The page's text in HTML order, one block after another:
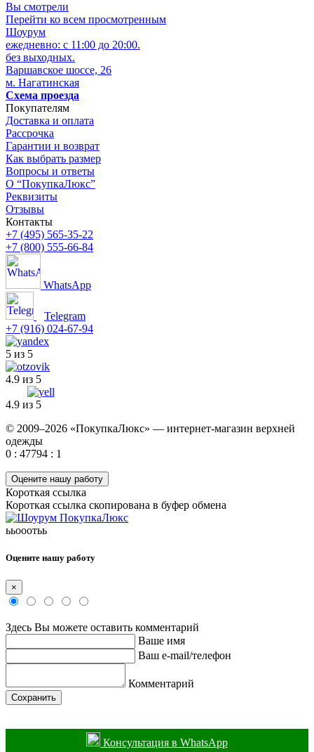
Вы смотрели
Перейти ко всем просмотренным
Шоурум
ежедневно: с 11:00 до 20:00.
без выходных.
Варшавское шоссе, 26
м. Нагатинская
Схема проезда
Покупателям
Доставка и оплата
Рассрочка
Гарантии и возврат
Как выбрать размер
Вопросы и ответы
О “ПокупкаЛюкс”
Реквизиты
Отзывы
Контакты
+7 (495) 565-35-22
+7 (800) 555-66-84
WhatsApp
Telegram
+7 (916) 024-67-94
5 из 5
4.9 из 5
4.9 из 5
© 2009–2026 «ПокупкаЛюкс» — интернет-магазин верхней
одежды
0 : 47794 : 1
Оцените нашу работу
Короткая ссылка
Короткая ссылка скопирована в буфер обмена
ььооотьь
Оцените нашу работу
×
Здесь Вы можете оставить комментарий
Ваше имя
Ваш e-mail/телефон
Комментарий
Сохранить
Консультация в WhatsApp